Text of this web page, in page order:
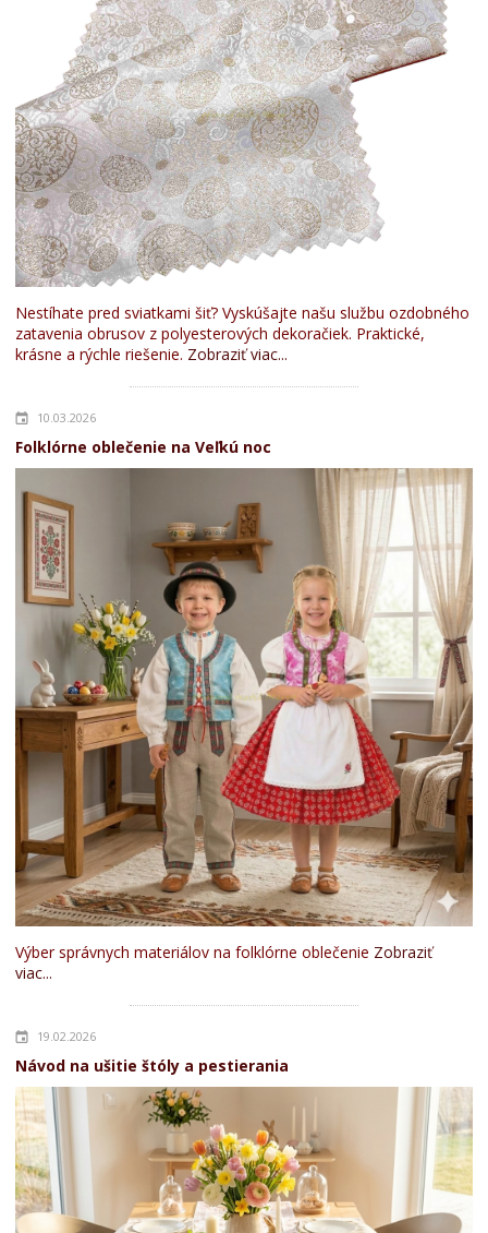
Nestíhate pred sviatkami šiť? Vyskúšajte našu službu ozdobného
zatavenia obrusov z polyesterových dekoračiek. Praktické,
krásne a rýchle riešenie. Zobraziť viac...
10.03.2026
Folklórne oblečenie na Veľkú noc
Výber správnych materiálov na folklórne oblečenie Zobraziť
viac...
19.02.2026
Návod na ušitie štóly a pestierania